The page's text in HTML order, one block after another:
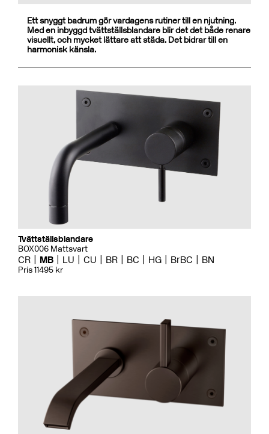
Ett snyggt badrum gör vardagens rutiner till en njutning.
Med en inbyggd tvättställsblandare blir det det både renare
visuellt, och mycket lättare att städa. Det bidrar till en
harmonisk känsla.
Tvättställsblandare
BOX006 Mattsvart
CR MB LU CU BR BC HG BrBC BN
Pris 11495 kr